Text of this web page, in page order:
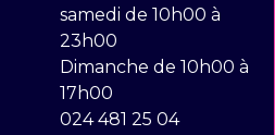
samedi de 10h00 à
23h00
Dimanche de 10h00 à
17h00
024 481 25 04